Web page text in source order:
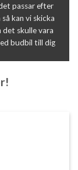
passar efter
kan vi skicka
det skulle vara
budbil till dig